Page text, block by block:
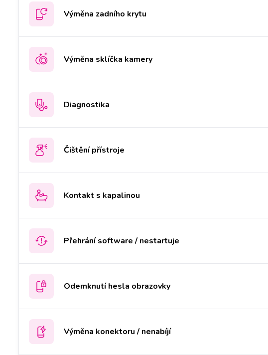
Výměna zadního krytu
Výměna sklíčka kamery
Diagnostika
Čištění přístroje
Kontakt s kapalinou
Přehrání software / nestartuje
Odemknutí hesla obrazovky
Výměna konektoru / nenabíjí